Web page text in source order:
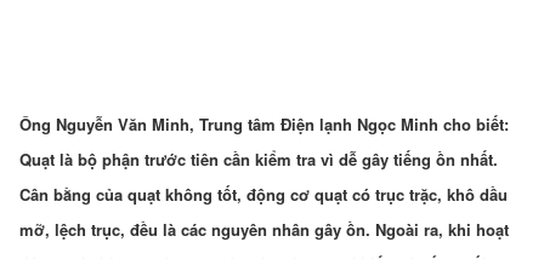
Ông Nguyễn Văn Minh, Trung tâm Điện lạnh Ngọc Minh cho biết:
Quạt là bộ phận trước tiên cần kiểm tra vì dễ gây tiếng ồn nhất.
Cân bằng của quạt không tốt, động cơ quạt có trục trặc, khô dầu
mỡ, lệch trục, đều là các nguyên nhân gây ồn. Ngoài ra, khi hoạt